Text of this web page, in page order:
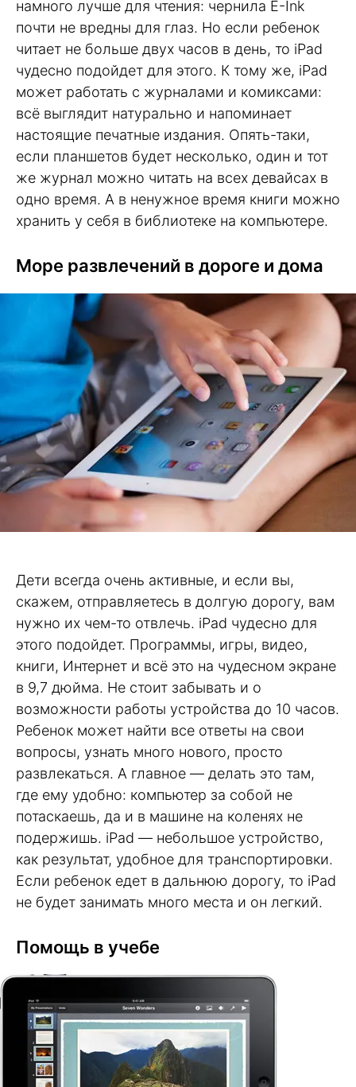
намного лучше для чтения: чернила E-Ink
почти не вредны для глаз. Но если ребенок
читает не больше двух часов в день, то iPad
чудесно подойдет для этого. К тому же, iPad
может работать с журналами и комиксами:
всё выглядит натурально и напоминает
настоящие печатные издания. Опять-таки,
если планшетов будет несколько, один и тот
же журнал можно читать на всех девайсах в
одно время. А в ненужное время книги можно
хранить у себя в библиотеке на компьютере.
Море развлечений в дороге и дома
Дети всегда очень активные, и если вы,
скажем, отправляетесь в долгую дорогу, вам
нужно их чем-то отвлечь. iPad чудесно для
этого подойдет. Программы, игры, видео,
книги, Интернет и всё это на чудесном экране
в 9,7 дюйма. Не стоит забывать и о
возможности работы устройства до 10 часов.
Ребенок может найти все ответы на свои
вопросы, узнать много нового, просто
развлекаться. А главное — делать это там,
где ему удобно: компьютер за собой не
потаскаешь, да и в машине на коленях не
подержишь. iPad — небольшое устройство,
как результат, удобное для транспортировки.
Если ребенок едет в дальнюю дорогу, то iPad
не будет занимать много места и он легкий.
Помощь в учебе